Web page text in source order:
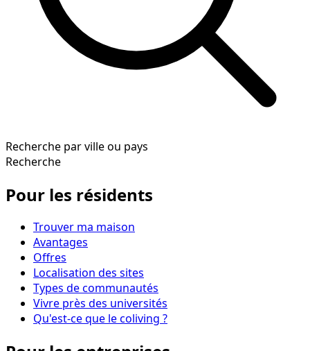
Recherche par ville ou pays
Recherche
Pour les résidents
Trouver ma maison
Avantages
Offres
Localisation des sites
Types de communautés
Vivre près des universités
Qu'est-ce que le coliving ?